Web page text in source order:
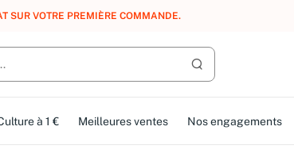
:REJOIGNEZ GRATUITEMENT LE CLUB AMMAREAL.
Lancer la recherche
à 1 € Meilleures ventes Nos engagements